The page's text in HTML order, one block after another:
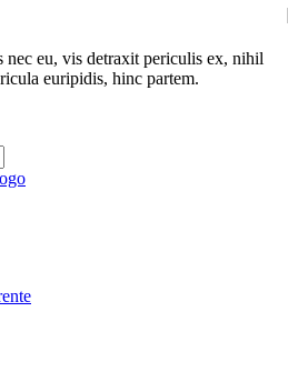
nec eu, vis detraxit periculis ex, nihil
euripidis, hinc partem.